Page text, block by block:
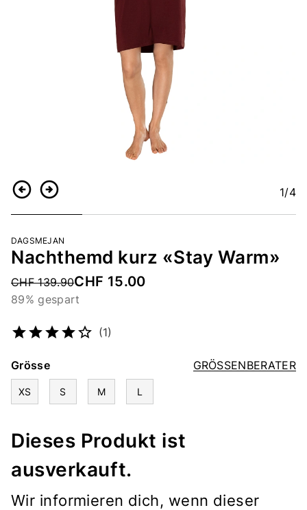
ZurückWeiter 1/4
DAGSMEJAN
Nachthemd kurz «Stay Warm»
Price reduced from
CHF 139.90CHF 15.00
89% gespart
(1)
GRÖSSENBERATER
Grösse
XS S M L
Dieses Produkt ist
ausverkauft.
Wir informieren dich, wenn dieser